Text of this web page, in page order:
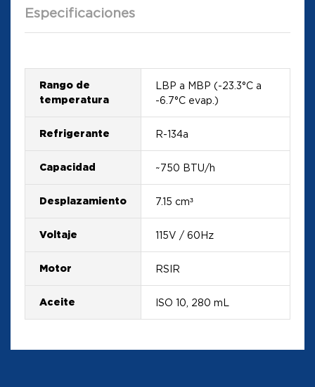
Especificaciones
Rango de
temperatura
LBP a MBP (-23.3°C a
-6.7°C evap.)
Refrigerante R-134a
Capacidad ~750 BTU/h
Desplazamiento 7.15 cm³
Voltaje 115V / 60Hz
Motor RSIR
Aceite ISO 10, 280 mL